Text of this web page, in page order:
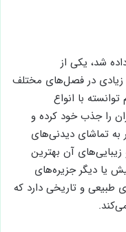
شد، یکی از
زیادی در فصل‌های مختلف
با انواع
را جذب خود کرده و
به تماشای دیدنی‌های
آن بهترین
یا دیگر جزیره‌های
طبیعی و تاریخی دارد که